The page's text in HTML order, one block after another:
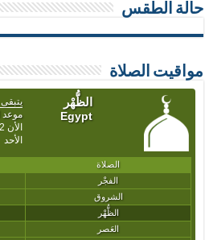
حالة الطقس
مواقيت الصلاة